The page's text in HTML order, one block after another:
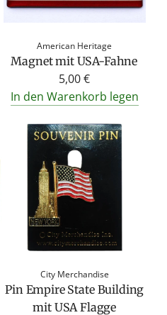
American Heritage
Magnet mit USA-Fahne
5,00 €
In den Warenkorb legen
City Merchandise
Pin Empire State Building
mit USA Flagge